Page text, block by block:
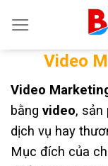
contentVideo
Video
bằng video, sản
dịch vụ hay
Mục đích của